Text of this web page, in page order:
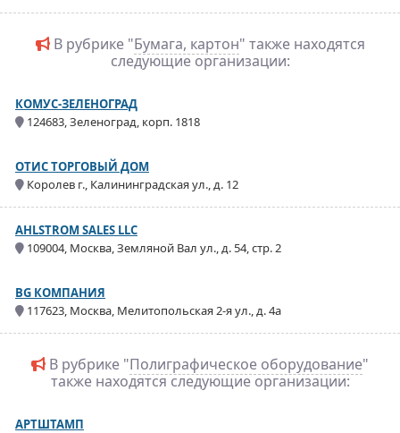
В рубрике "Бумага, картон" также находятся
следующие организации:
КОМУС-ЗЕЛЕНОГРАД
124683, Зеленоград, корп. 1818
ОТИС ТОРГОВЫЙ ДОМ
Королев г., Калининградская ул., д. 12
AHLSTROM SALES LLC
109004, Москва, Земляной Вал ул., д. 54, стр. 2
BG КОМПАНИЯ
117623, Москва, Мелитопольская 2-я ул., д. 4а
В рубрике "Полиграфическое оборудование"
также находятся следующие организации:
АРТШТАМП